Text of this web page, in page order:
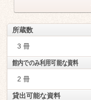
所蔵数
3 冊
館内でのみ利用可能な資料
2 冊
貸出可能な資料